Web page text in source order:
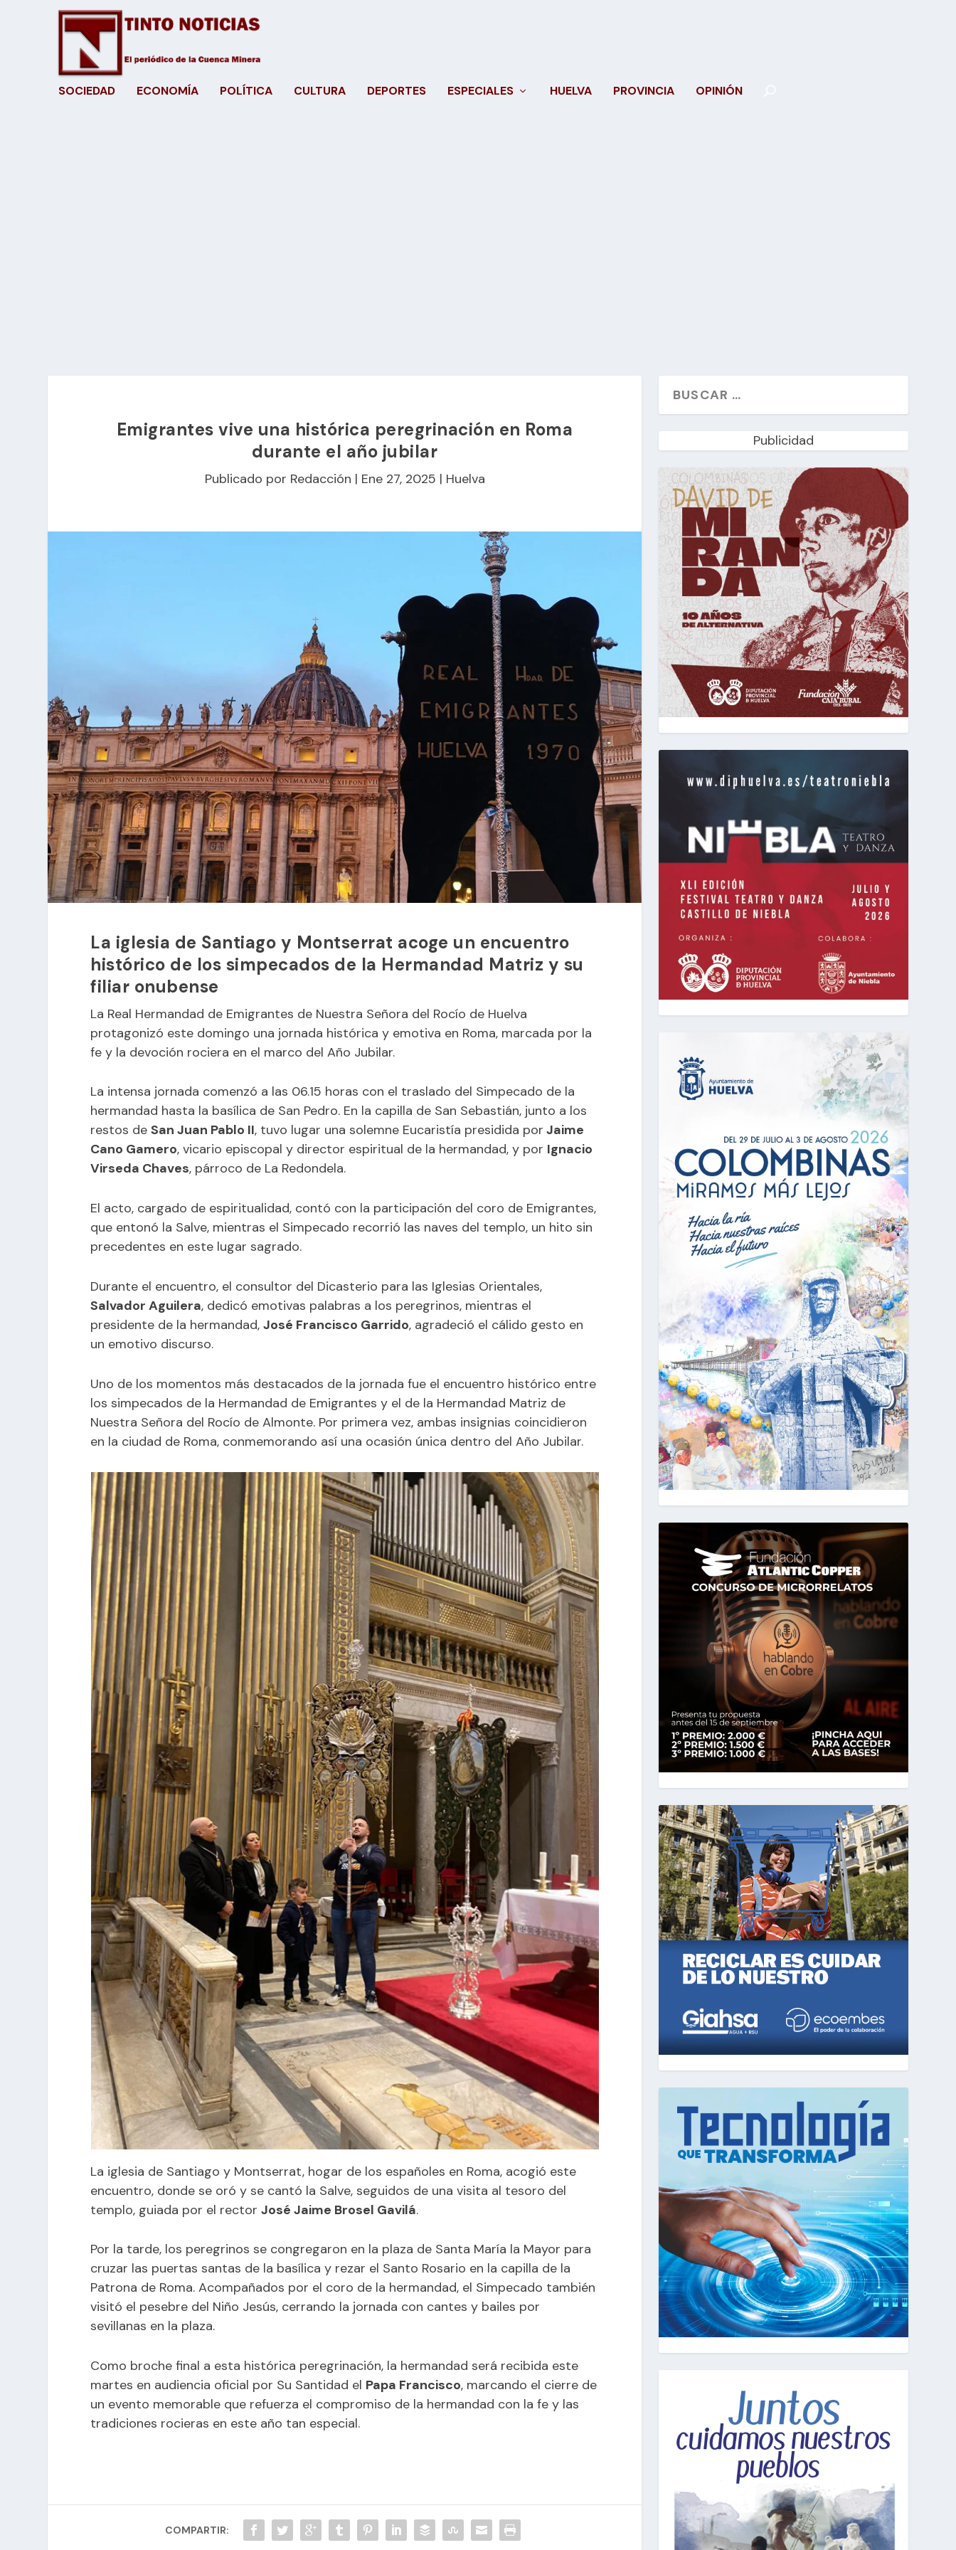
SOCIEDAD ECONOMÍA POLÍTICA CULTURA DEPORTES ESPECIALES HUELVA PROVINCIA OPINIÓN
Emigrantes vive una histórica peregrinación en Roma
durante el año jubilar
Publicado por Redacción | Ene 27, 2025 | Huelva
La iglesia de Santiago y Montserrat acoge un encuentro
histórico de los simpecados de la Hermandad Matriz y su
filiar onubense
La Real Hermandad de Emigrantes de Nuestra Señora del Rocío de Huelva
protagonizó este domingo una jornada histórica y emotiva en Roma, marcada por la
fe y la devoción rociera en el marco del Año Jubilar.
La intensa jornada comenzó a las 06.15 horas con el traslado del Simpecado de la
hermandad hasta la basílica de San Pedro. En la capilla de San Sebastián, junto a los
restos deSan Juan Pablo II, tuvo lugar una solemne Eucaristía presidida por Jaime
Cano Gamero, vicario episcopal y director espiritual de la hermandad, y por Ignacio
Virseda Chaves, párroco de La Redondela.
El acto, cargado de espiritualidad, contó con la participación del coro de Emigrantes,
que entonó la Salve, mientras el Simpecado recorrió las naves del templo, un hito sin
precedentes en este lugar sagrado.
Durante el encuentro, el consultor del Dicasterio para las Iglesias Orientales,
Salvador Aguilera, dedicó emotivas palabras a los peregrinos, mientras el
presidente de la hermandad,José Francisco Garrido, agradeció el cálido gesto en
un emotivo discurso.
Uno de los momentos más destacados de la jornada fue el encuentro histórico entre
los simpecados de la Hermandad de Emigrantes y el de la Hermandad Matriz de
Nuestra Señora del Rocío de Almonte. Por primera vez, ambas insignias coincidieron
en la ciudad de Roma, conmemorando así una ocasión única dentro del Año Jubilar.
La iglesia de Santiago y Montserrat, hogar de los españoles en Roma, acogió este
encuentro, donde se oró y se cantó la Salve, seguidos de una visita al tesoro del
templo, guiada por el rectorJosé Jaime Brosel Gavilá.
Por la tarde, los peregrinos se congregaron en la plaza de Santa María la Mayor para
cruzar las puertas santas de la basílica y rezar el Santo Rosario en la capilla de la
Patrona de Roma. Acompañados por el coro de la hermandad, el Simpecado también
visitó el pesebre del Niño Jesús, cerrando la jornada con cantes y bailes por
sevillanas en la plaza.
Como broche final a esta histórica peregrinación, la hermandad será recibida este
martes en audiencia oficial por Su Santidad el Papa Francisco, marcando el cierre de
un evento memorable que refuerza el compromiso de la hermandad con la fe y las
tradiciones rocieras en este año tan especial.
COMPARTIR:
Publicidad